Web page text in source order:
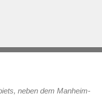
neben dem Manheim-